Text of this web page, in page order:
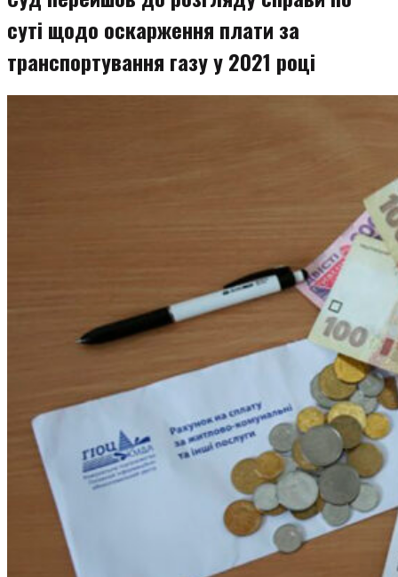
суті щодо оскарження плати за
транспортування газу у 2021 році